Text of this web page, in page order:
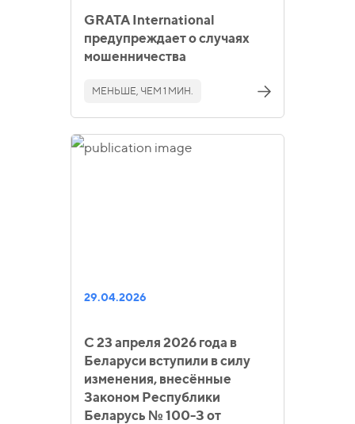
GRATA International
предупреждает о случаях
мошенничества
МЕНЬШЕ, ЧЕМ 1 МИН.
29.04.2026
С 23 апреля 2026 года в
Беларуси вступили в силу
изменения, внесённые
Законом Республики
Беларусь № 100-З от